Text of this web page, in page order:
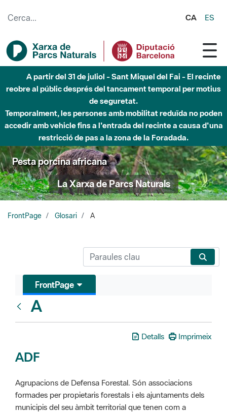
CA ES
A partir del 31 de juliol - Sant Miquel del Fai - El recinte
reobre al públic després del tancament temporal per motius
de seguretat.
Temporalment, les persones amb mobilitat reduïda no poden
accedir amb vehicle fins a l'entrada del recinte a causa d'una
restricció de pas a la zona de la Foradada.
Pesta porcina africana
La Xarxa de Parcs Naturals
FrontPage Glosari A
FrontPage
A
Detalls Imprimeix
ADF
Agrupacions de Defensa Forestal. Són associacions
formades per propietaris forestals i els ajuntaments dels
municipis del seu àmbit territorial que tenen com a